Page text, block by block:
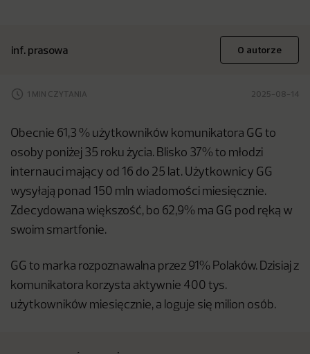
inf. prasowa O autorze
1 MIN CZYTANIA 2025-08-14
Obecnie 61,3 % użytkowników komunikatora GG to
osoby poniżej 35 roku życia. Blisko 37% to młodzi
internauci mający od 16 do 25 lat. Użytkownicy GG
wysyłają ponad 150 mln wiadomości miesięcznie.
Zdecydowana większość, bo 62,9% ma GG pod ręką w
swoim smartfonie.
GG to marka rozpoznawalna przez 91% Polaków. Dzisiaj z
komunikatora korzysta aktywnie 400 tys.
użytkowników miesięcznie, a loguje się milion osób.